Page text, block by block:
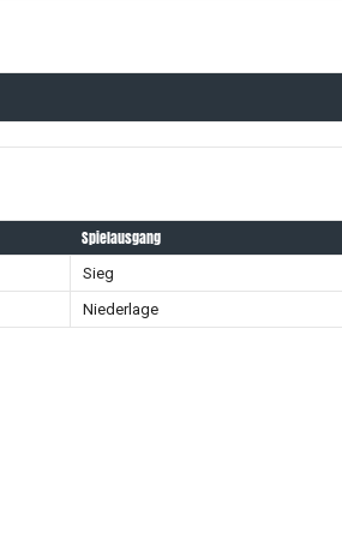
Spielausgang
Sieg
Niederlage